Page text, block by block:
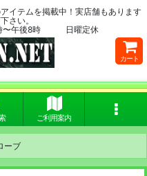
イテムを掲載中！実店舗もあります
ひ、ご来店下さい。
時〜午後8時 日曜定休
カート
ご利用案内
ーブ